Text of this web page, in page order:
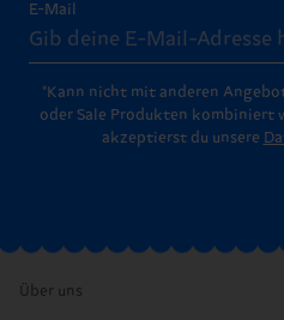
E-Mail
*Kann nicht mit anderen
oder Sale Produkten kombiniert
akzeptierst du unsere
Über uns